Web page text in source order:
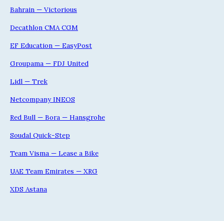
Bahrain — Victorious
Decathlon CMA CGM
EF Education — EasyPost
Groupama — FDJ United
Lidl — Trek
Netcompany INEOS
Red Bull — Bora — Hansgrohe
Soudal Quick-Step
Team Visma — Lease a Bike
UAE Team Emirates — XRG
XDS Astana